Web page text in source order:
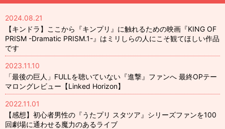
2024.08.21
【キンドラ】ここから『キンプリ』に触れるための映画『KING OF
PRISM -Dramatic PRISM.1-』はミリしらの人にこそ観てほしい作品
です
2023.11.10
「最後の巨人」FULLを聴いていない『進撃』ファンへ 最終OPテー
マロングレビュー【Linked Horizon】
2022.11.01
【感想】初心者男性の『うたプリ スタツア』シリーズファンを100
回劇場に通わせる魔力のあるライブ